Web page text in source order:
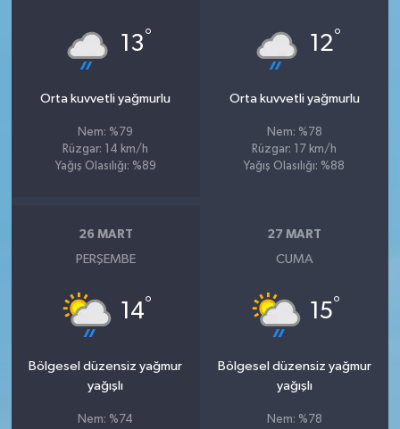
13°
Orta kuvvetli yağmurlu
Nem: %79
Rüzgar: 14 km/h
Yağış Olasılığı: %89
12°
Orta kuvvetli yağmurlu
Nem: %78
Rüzgar: 17 km/h
Yağış Olasılığı: %88
26 MART
PERŞEMBE
14°
Bölgesel düzensiz yağmur
yağışlı
Nem: %74
27 MART
CUMA
15°
Bölgesel düzensiz yağmur
yağışlı
Nem: %78